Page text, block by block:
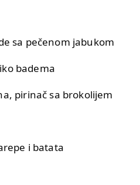
sa pečenom jabukom
badema
pirinač sa brokolijem
i batata